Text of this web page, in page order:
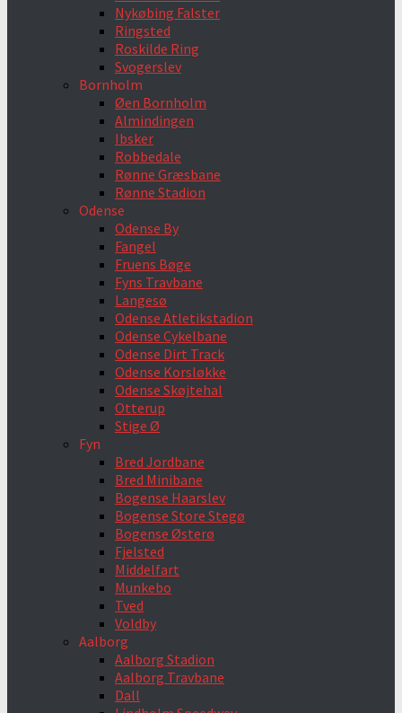
Nykøbing Falster
Ringsted
Roskilde Ring
Svogerslev
Bornholm
Øen Bornholm
Almindingen
Ibsker
Robbedale
Rønne Græsbane
Rønne Stadion
Odense
Odense By
Fangel
Fruens Bøge
Fyns Travbane
Langesø
Odense Atletikstadion
Odense Cykelbane
Odense Dirt Track
Odense Korsløkke
Odense Skøjtehal
Otterup
Stige Ø
Fyn
Bred Jordbane
Bred Minibane
Bogense Haarslev
Bogense Store Stegø
Bogense Østerø
Fjelsted
Middelfart
Munkebo
Tved
Voldby
Aalborg
Aalborg Stadion
Aalborg Travbane
Dall